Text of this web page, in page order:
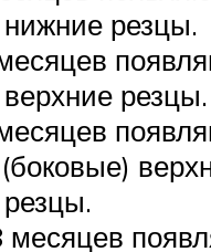
резцы.
резцы.